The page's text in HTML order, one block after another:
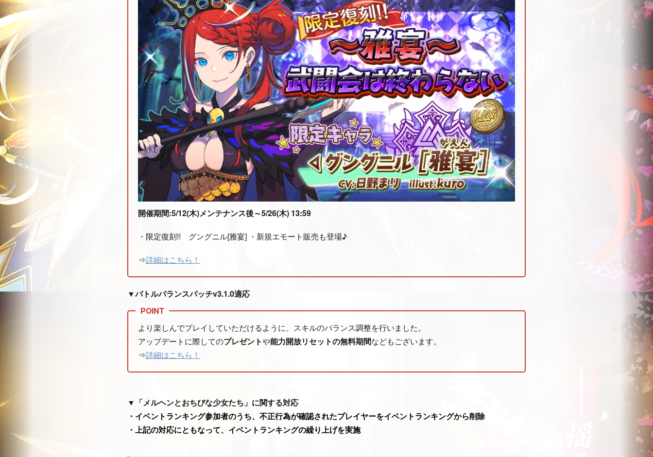
開催期間:5/12(木)メンテナンス後～5/26(木) 13:59
・限定復刻!! グングニル[雅宴] ・新規エモート販売も登場♪
⇒詳細はこちら！
▼バトルバランスパッチv3.1.0適応
より楽しんでプレイしていただけるように、スキルのバランス調整を行いました。
アップデートに際してのプレゼントや能力開放リセットの無料期間などもございます。
⇒詳細はこちら！
▼「メルヘンとおちびな少女たち」に関する対応
・ イベントランキング参加者のうち、不正行為が確認されたプレイヤーをイベントランキングから削除
・上記の対応にともなって、イベントランキングの繰り上げを実施